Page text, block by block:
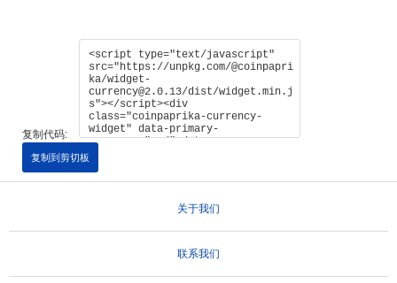
复制代码:
复制到剪切板
关于我们
联系我们